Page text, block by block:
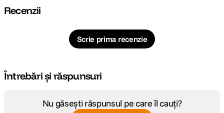
Recenzii
Scrie prima recenzie
Întrebări și răspunsuri
Nu găsești răspunsul pe care îl cauți?